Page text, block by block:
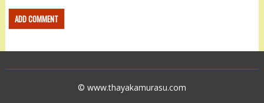
© www.thayakamurasu.com